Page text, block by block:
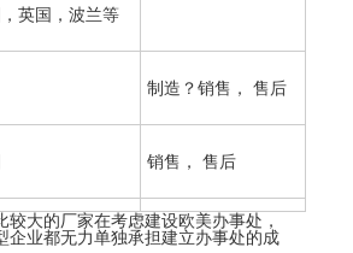
英国，波兰等
制造？销售， 售后
销售， 售后
较大的厂家在考虑建设欧美办事处，
企业都无力单独承担建立办事处的成